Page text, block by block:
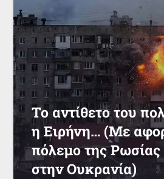
Το αντίθετο του
η Ειρήνη… (Με
πόλεμο της Ρωσίας
στην Ουκρανία)